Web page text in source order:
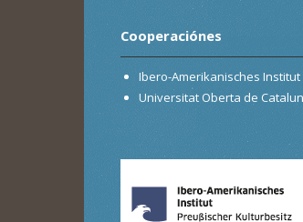
Cooperaciónes
Ibero-Amerikanisches
Universitat Oberta de